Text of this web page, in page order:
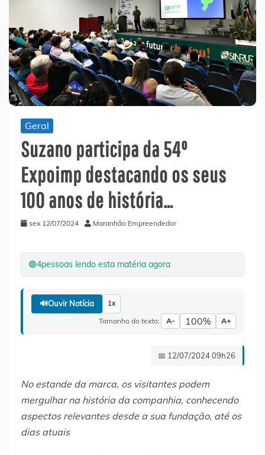
Geral
Suzano participa da 54º
Expoimp destacando os seus
100 anos de história…
sex 12/07/2024 Maranhão Empreendedor
🟢4pessoas lendo esta matéria agora
🔊Ouvir Notícia 1x
Tamanho do texto: A- 100% A+
📅 12/07/2024 09h26
No estande da marca, os visitantes podem
mergulhar na história da companhia, conhecendo
aspectos relevantes desde a sua fundação, até os
dias atuais